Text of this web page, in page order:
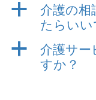
a
介護の相
たらいい
a
介護サー
すか？